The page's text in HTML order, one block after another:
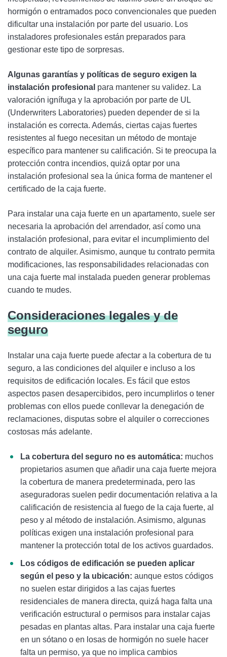
hormigón o entramados poco convencionales que pueden
dificultar una instalación por parte del usuario. Los
instaladores profesionales están preparados para
gestionar este tipo de sorpresas.
Algunas garantías y políticas de seguro exigen la
instalación profesional para mantener su validez. La
valoración ignífuga y la aprobación por parte de UL
(Underwriters Laboratories) pueden depender de si la
instalación es correcta. Además, ciertas cajas fuertes
resistentes al fuego necesitan un método de montaje
específico para mantener su calificación. Si te preocupa la
protección contra incendios, quizá optar por una
instalación profesional sea la única forma de mantener el
certificado de la caja fuerte.
Para instalar una caja fuerte en un apartamento, suele ser
necesaria la aprobación del arrendador, así como una
instalación profesional, para evitar el incumplimiento del
contrato de alquiler. Asimismo, aunque tu contrato permita
modificaciones, las responsabilidades relacionadas con
una caja fuerte mal instalada pueden generar problemas
cuando te mudes.
Consideraciones legales y de
seguro
Instalar una caja fuerte puede afectar a la cobertura de tu
seguro, a las condiciones del alquiler e incluso a los
requisitos de edificación locales. Es fácil que estos
aspectos pasen desapercibidos, pero incumplirlos o tener
problemas con ellos puede conllevar la denegación de
reclamaciones, disputas sobre el alquiler o correcciones
costosas más adelante.
La cobertura del seguro no es automática: muchos
propietarios asumen que añadir una caja fuerte mejora
la cobertura de manera predeterminada, pero las
aseguradoras suelen pedir documentación relativa a la
calificación de resistencia al fuego de la caja fuerte, al
peso y al método de instalación. Asimismo, algunas
políticas exigen una instalación profesional para
mantener la protección total de los activos guardados.
Los códigos de edificación se pueden aplicar
según el peso y la ubicación: aunque estos códigos
no suelen estar dirigidos a las cajas fuertes
residenciales de manera directa, quizá haga falta una
verificación estructural o permisos para instalar cajas
pesadas en plantas altas. Para instalar una caja fuerte
en un sótano o en losas de hormigón no suele hacer
falta un permiso, ya que no implica cambios